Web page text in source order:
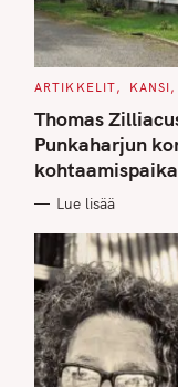
C
T
E
G
O
R
I
S
ARTIKKELIT KANSI
Thomas
Punkaharjun
Lue lisää